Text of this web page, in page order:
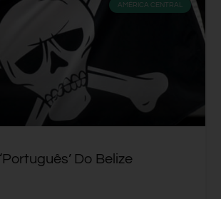
AMÉRICA CENTRAL
Do Belize